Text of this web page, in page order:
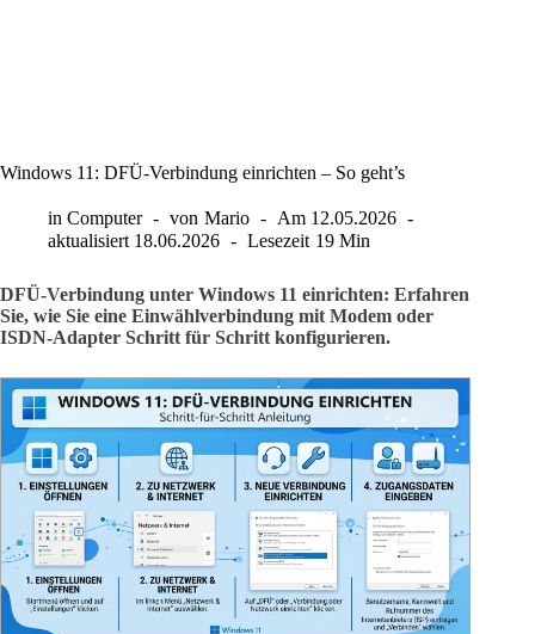
Windows 11: DFÜ-Verbindung einrichten – So geht’s
in Computer von Mario Am 12.05.2026
aktualisiert 18.06.2026 Lesezeit 19 Min
DFÜ-Verbindung unter Windows 11 einrichten: Erfahren
Sie, wie Sie eine Einwählverbindung mit Modem oder
ISDN-Adapter Schritt für Schritt konfigurieren.